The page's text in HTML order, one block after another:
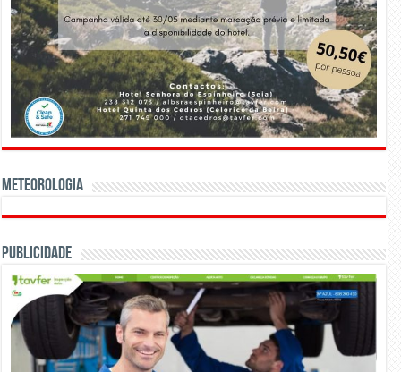
Meteorologia
Publicidade